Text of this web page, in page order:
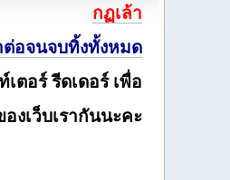
กฏเล้า
ต่อจนจบทิ้งทั้งหมด
ตอร์ รีดเดอร์ เพื่อ
งเว็บเรากันนะคะ